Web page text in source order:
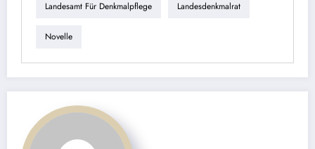
Landesamt Für Denkmalpflege Landesdenkmalrat
Novelle